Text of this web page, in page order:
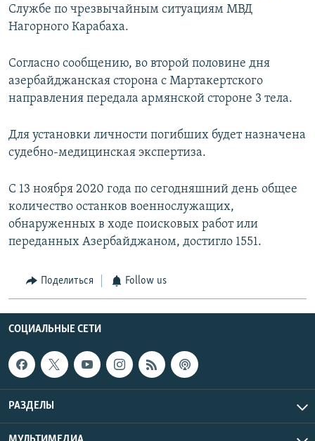
Службе по чрезвычайным ситуациям МВД
Нагорного Карабаха.
Согласно сообщению, во второй половине дня
азербайджанская сторона с Мартакертского
направления передала армянской стороне 3 тела.
Для установки личности погибших будет назначена
судебно-медицинская экспертиза.
С 13 ноября 2020 года по сегодняшний день общее
количество останков военнослужащих,
обнаруженных в ходе поисковых работ или
переданных Азербайджаном, достигло 1551.
Поделиться Follow us
СОЦИАЛЬНЫЕ СЕТИ
РАЗДЕЛЫ